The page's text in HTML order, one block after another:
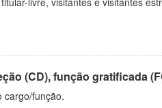
(CD), função gratificada
cargo/função.